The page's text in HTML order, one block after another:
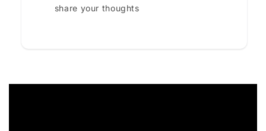
share your thoughts